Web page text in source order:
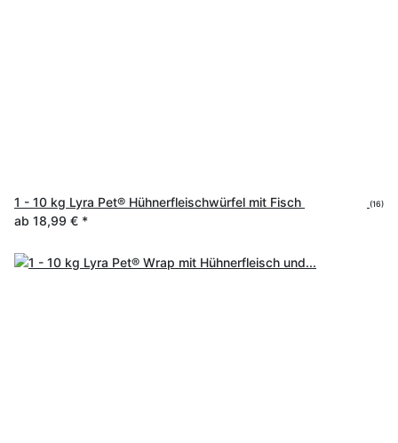
1 - 10 kg Lyra Pet® Hühnerfleischwürfel mit Fisch (16)
ab 18,99 € *